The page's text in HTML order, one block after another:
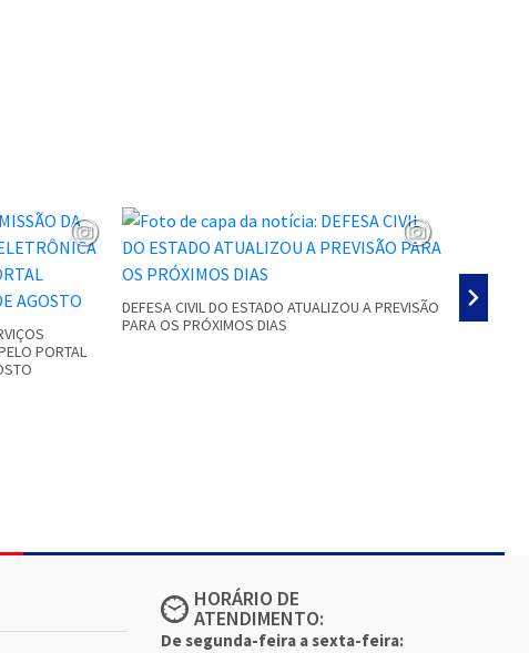
PORTAL
DEFESA CIVIL DO ESTADO ATUALIZOU A PREVISÃO
PARA OS PRÓXIMOS DIAS
HORÁRIO DE
ATENDIMENTO:
De segunda-feira a sexta-feira: